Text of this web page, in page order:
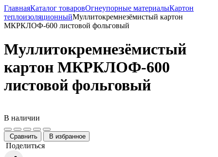
ГлавнаяКаталог товаровОгнеупорные материалыКартон
теплоизоляционныйМуллитокремнезёмистый картон
МКРКЛОФ-600 листовой фольговый
Муллитокремнезёмистый
картон МКРКЛОФ-600
листовой фольговый
В наличии
Сравнить В избранное
Поделиться